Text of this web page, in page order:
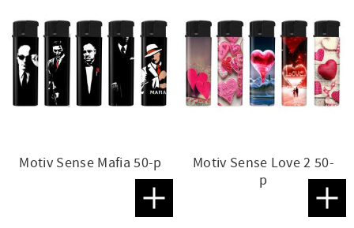
Motiv Sense Mafia 50-p
Lägg till i favoriter
Motiv Sense Love 2 50-
p